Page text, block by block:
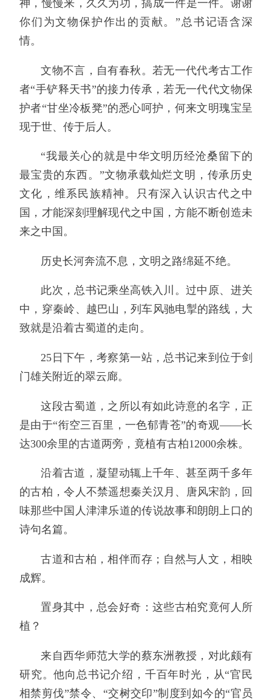
神，慢慢来，久久为功，搞成一件是一件。谢谢
你们为文物保护作出的贡献。”总书记语含深
情。
文物不言，自有春秋。若无一代代考古工作
者“手铲释天书”的接力传承，若无一代代文物保
护者“甘坐冷板凳”的悉心呵护，何来文明瑰宝呈
现于世、传于后人。
“我最关心的就是中华文明历经沧桑留下的
最宝贵的东西。”文物承载灿烂文明，传承历史
文化，维系民族精神。只有深入认识古代之中
国，才能深刻理解现代之中国，方能不断创造未
来之中国。
历史长河奔流不息，文明之路绵延不绝。
此次，总书记乘坐高铁入川。过中原、进关
中，穿秦岭、越巴山，列车风驰电掣的路线，大
致就是沿着古蜀道的走向。
25日下午，考察第一站，总书记来到位于剑
门雄关附近的翠云廊。
这段古蜀道，之所以有如此诗意的名字，正
是由于“衔空三百里，一色郁青苍”的奇观——长
达300余里的古道两旁，竟植有古柏12000余株。
沿着古道，凝望动辄上千年、甚至两千多年
的古柏，令人不禁遥想秦关汉月、唐风宋韵，回
味那些中国人津津乐道的传说故事和朗朗上口的
诗句名篇。
古道和古柏，相伴而存；自然与人文，相映
成辉。
置身其中，总会好奇：这些古柏究竟何人所
植？
来自西华师范大学的蔡东洲教授，对此颇有
研究。他向总书记介绍，千百年时光，从“官民
相禁剪伐”禁令、“交树交印”制度到如今的“官员